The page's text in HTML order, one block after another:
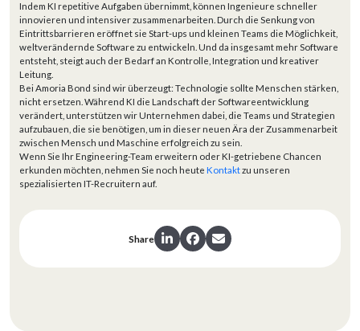
Indem KI repetitive Aufgaben übernimmt, können Ingenieure schneller
innovieren und intensiver zusammenarbeiten. Durch die Senkung von
Eintrittsbarrieren eröffnet sie Start-ups und kleinen Teams die Möglichkeit,
weltverändernde Software zu entwickeln. Und da insgesamt mehr Software
entsteht, steigt auch der Bedarf an Kontrolle, Integration und kreativer
Leitung.
Bei Amoria Bond sind wir überzeugt: Technologie sollte Menschen stärken,
nicht ersetzen. Während KI die Landschaft der Softwareentwicklung
verändert, unterstützen wir Unternehmen dabei, die Teams und Strategien
aufzubauen, die sie benötigen, um in dieser neuen Ära der Zusammenarbeit
zwischen Mensch und Maschine erfolgreich zu sein.
Wenn Sie Ihr Engineering-Team erweitern oder KI-getriebene Chancen
erkunden möchten, nehmen Sie noch heute Kontaktzu unseren
spezialisierten IT-Recruitern auf.
Share